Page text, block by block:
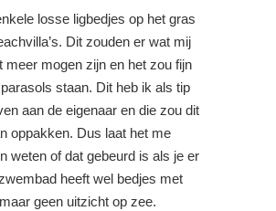
losse ligbedjes op het gras
Dit zouden er wat mij
meer mogen zijn en het zou fijn
staan. Dit heb ik als tip
aan de eigenaar en die zou dit
oppakken. Dus laat het me
weten of dat gebeurd is als je er
heeft wel bedjes met
geen uitzicht op zee.